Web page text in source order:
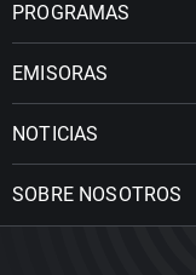
PROGRAMAS
EMISORAS
NOTICIAS
SOBRE NOSOTROS